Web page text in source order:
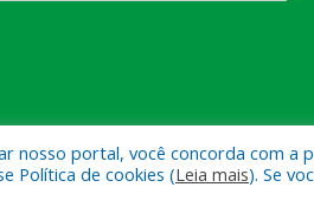
nosso portal, você concorda com a
Política de cookies (Leia mais). Se